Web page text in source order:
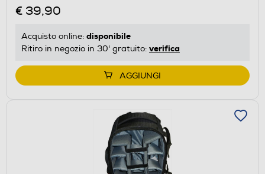
€ 39,90
Acquisto online: disponibile
Ritiro in negozio in 30' gratuito: verifica
AGGIUNGI